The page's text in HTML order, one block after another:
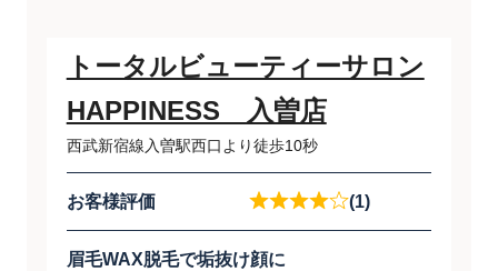
トータルビューティーサロン
HAPPINESS 入曽店
西武新宿線入曽駅西口より徒歩10秒
お客様評価 (1)
眉毛WAX脱毛で垢抜け顔に